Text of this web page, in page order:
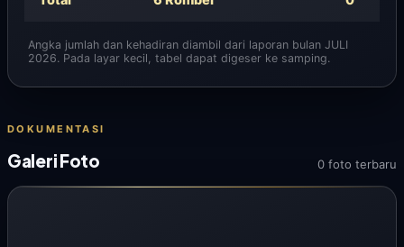
Angka jumlah dan kehadiran diambil dari laporan bulan JULI
2026. Pada layar kecil, tabel dapat digeser ke samping.
DOKUMENTASI
Galeri Foto 0 foto terbaru